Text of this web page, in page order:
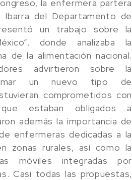
la enfermera partera
Ibarra del Departamento de
un trabajo sobre la
donde analizaba la
de la alimentación nacional.
advirtieron sobre la
un nuevo tipo de
comprometidos con
estaban obligados a
además la importancia de
enfermeras dedicadas a la
zonas rurales, así como la
móviles integradas por
Casi todas las propuestas,